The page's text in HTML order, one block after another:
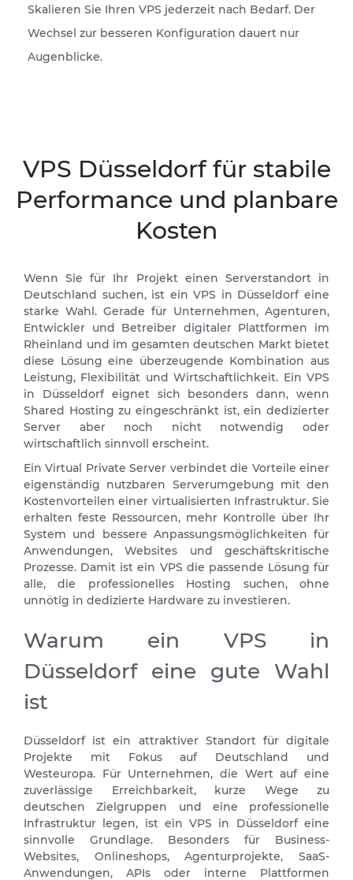
Skalieren Sie Ihren VPS jederzeit nach Bedarf. Der
Wechsel zur besseren Konfiguration dauert nur
Augenblicke.
VPS Düsseldorf für stabile
Performance und planbare
Kosten
Wenn Sie für Ihr Projekt einen Serverstandort in
Deutschland suchen, ist ein VPS in Düsseldorf eine
starke Wahl. Gerade für Unternehmen, Agenturen,
Entwickler und Betreiber digitaler Plattformen im
Rheinland und im gesamten deutschen Markt bietet
diese Lösung eine überzeugende Kombination aus
Leistung, Flexibilität und Wirtschaftlichkeit. Ein VPS
in Düsseldorf eignet sich besonders dann, wenn
Shared Hosting zu eingeschränkt ist, ein dedizierter
Server aber noch nicht notwendig oder
wirtschaftlich sinnvoll erscheint.
Ein Virtual Private Server verbindet die Vorteile einer
eigenständig nutzbaren Serverumgebung mit den
Kostenvorteilen einer virtualisierten Infrastruktur. Sie
erhalten feste Ressourcen, mehr Kontrolle über Ihr
System und bessere Anpassungsmöglichkeiten für
Anwendungen, Websites und geschäftskritische
Prozesse. Damit ist ein VPS die passende Lösung für
alle, die professionelles Hosting suchen, ohne
unnötig in dedizierte Hardware zu investieren.
Warum ein VPS in
Düsseldorf eine gute Wahl
ist
Düsseldorf ist ein attraktiver Standort für digitale
Projekte mit Fokus auf Deutschland und
Westeuropa. Für Unternehmen, die Wert auf eine
zuverlässige Erreichbarkeit, kurze Wege zu
deutschen Zielgruppen und eine professionelle
Infrastruktur legen, ist ein VPS in Düsseldorf eine
sinnvolle Grundlage. Besonders für Business-
Websites, Onlineshops, Agenturprojekte, SaaS-
Anwendungen, APIs oder interne Plattformen